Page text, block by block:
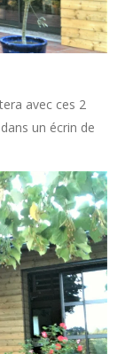
avec ces 2
un écrin de